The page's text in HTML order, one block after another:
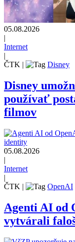
05.08.2026
Internet
ČTK
Disney
Disney
používať
filmov
05.08.2026
|
Internet
|
ČTK | OpenAI
Agenti AI od
vytvárali